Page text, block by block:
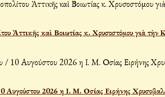
Ἀττικῆς καὶ Βοιωτίας κ. Χρυσοστόμου γιὰ τὴν
Αυγούστου 2026 η Ι. Μ. Οσίας Ειρήνης